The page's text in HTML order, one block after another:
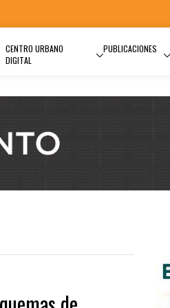
CENTRO URBANO
DIGITAL
PUBLICACIONES